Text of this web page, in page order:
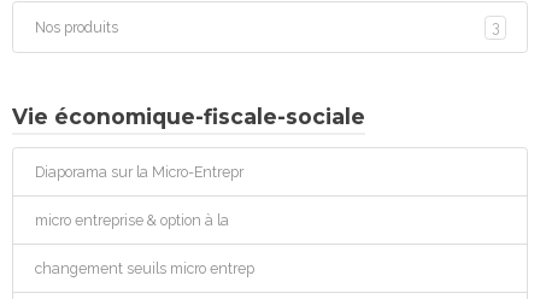
Nos produits 3
Vie économique-fiscale-sociale
Diaporama sur la Micro-Entrepr
micro entreprise & option à la
changement seuils micro entrep